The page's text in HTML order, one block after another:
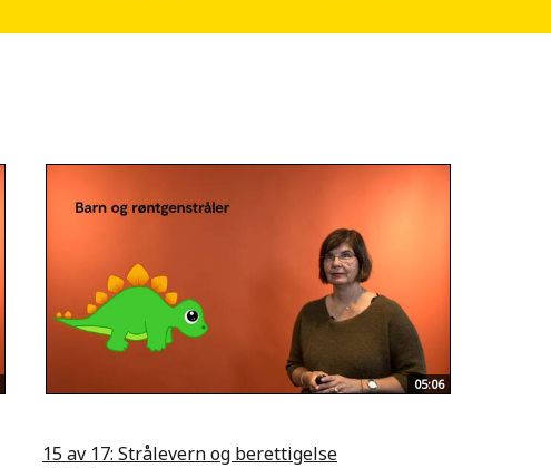
05:06
15 av 17: Strålevern og berettigelse